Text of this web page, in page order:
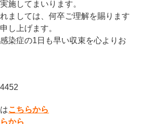
施してまいります。
ましては、何卒ご理解を賜ります
し上げます。
染症の1日も早い収束を心よりお
こちらから
から